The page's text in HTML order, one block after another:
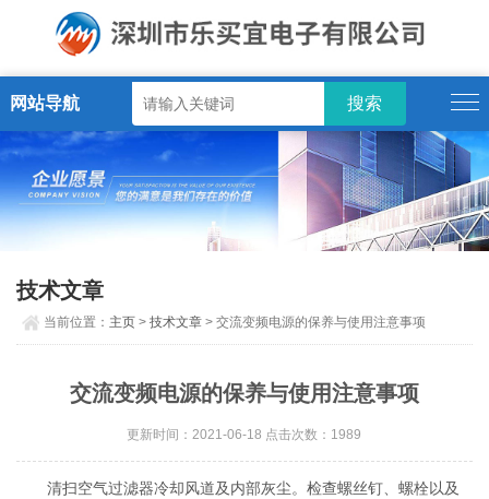
网站导航
技术文章
当前位置： 主页 >技术文章 > 交流变频电源的保养与使用注意事项
交流变频电源的保养与使用注意事项
更新时间：2021-06-18 点击次数：1989
清扫空气过滤器冷却风道及内部灰尘。检查螺丝钉、螺栓以及